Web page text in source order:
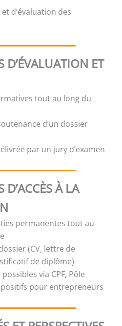
d’évaluation des
D’ÉVALUATION ET
tout au long du
d’un dossier
par un jury d’examen
À LA
permanentes tout au
(CV, lettre de
de diplôme)
via CPF, Pôle
pour entrepreneurs